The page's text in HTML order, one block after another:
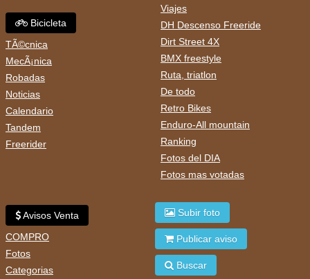
Bicicleta
TÃ©cnica
MecÃ¡nica
Robadas
Noticias
Calendario
Tandem
Freerider
Viajes
DH Descenso Freeride
Dirt Street 4X
BMX freestyle
Ruta, triatlon
De todo
Retro Bikes
Enduro-All mountain
Ranking
Fotos del DIA
Fotos mas votadas
Avisos Venta
COMPRO
Fotos
Categorias
Subir foto
Publicar aviso
Buscar